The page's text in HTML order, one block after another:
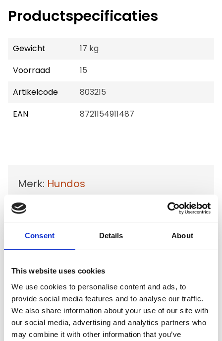
Consent Details About
This website uses cookies
We use cookies to personalise content and ads, to
provide social media features and to analyse our traffic.
We also share information about your use of our site with
our social media, advertising and analytics partners who
may combine it with other information that you’ve
Productspecificaties
Gewicht
17 kg
Voorraad
15
Artikelcode
803215
EAN
8721154911487
Merk: Hundos
Hundos Hondenbench model DL
maat M Deur rechts
Antislipmat
Geen Antislipmat
Drink/voer bak opties
Geen Voerbak
Benchkussen